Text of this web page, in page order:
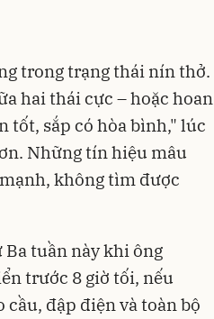
trong trạng thái nín thở.
hai thái cực – hoặc hoan
tốt, sắp có hòa bình," lúc
Những tín hiệu mâu
không tìm được
tuần này khi ông
trước 8 giờ tối, nếu
cầu, đập điện và toàn bộ